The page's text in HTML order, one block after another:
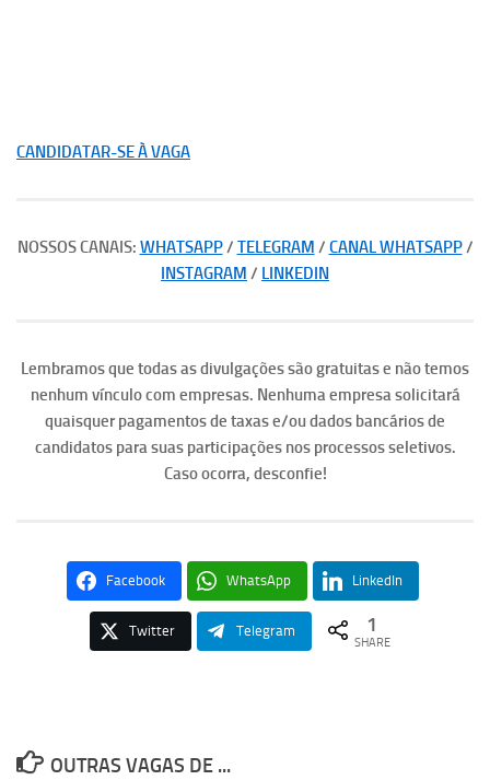
CANDIDATAR-SE À VAGA
NOSSOS CANAIS: WHATSAPP/ TELEGRAM / CANAL WHATSAPP/
INSTAGRAM / LINKEDIN
Lembramos que todas as divulgações são gratuitas e não temos
nenhum vínculo com empresas. Nenhuma empresa solicitará
quaisquer pagamentos de taxas e/ou dados bancários de
candidatos para suas participações nos processos seletivos.
Caso ocorra, desconfie!
Facebook WhatsApp LinkedIn
Twitter Telegram 1
SHARE
OUTRAS VAGAS DE ...